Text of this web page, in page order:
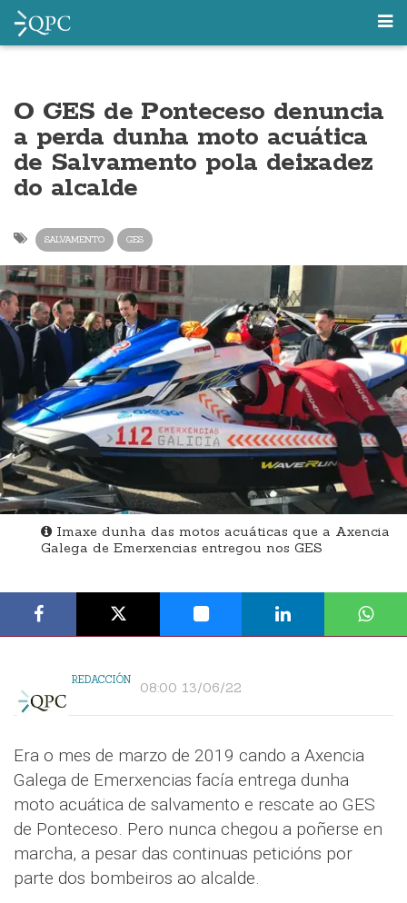
O GES de Ponteceso denuncia
a perda dunha moto acuática
de Salvamento pola deixadez
do alcalde
SALVAMENTO GES
Imaxe dunha das motos acuáticas que a Axencia
Galega de Emerxencias entregou nos GES
REDACCIÓN 08:00 13/06/22
Era o mes de marzo de 2019 cando a Axencia
Galega de Emerxencias facía entrega dunha
moto acuática de salvamento e rescate ao GES
de Ponteceso. Pero nunca chegou a poñerse en
marcha, a pesar das continuas peticións por
parte dos bombeiros ao alcalde.